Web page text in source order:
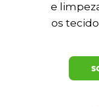
e
os